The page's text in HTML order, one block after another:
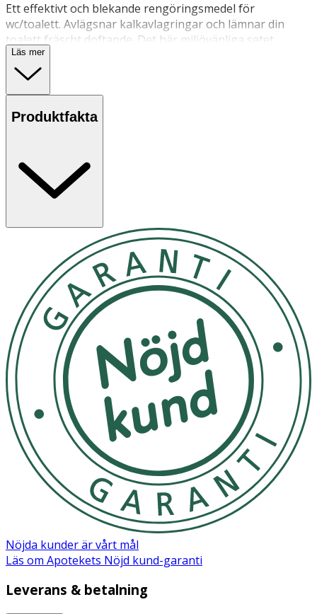
Ett effektivt och blekande rengöringsmedel för
wc/toalett. Avlägsnar kalkavlagringar och lämnar din
toalett fräscht doftande. Det här miljövänliga setet
innehåller: 1 x återanvändbar, stilren sprayflaska 2 x
rengöringstabletter Wc/toalett med en doft av
Spraya ytan på 20?30 cm avstånd. Låt verka någon minut.
du är klar.
Förvaras oåtkomligt för barn
OK för gravida och ammande:
Ingredienser:
Anjoniska tensider 15-30% och syrebaserade blekmedel
15-30 %. Innehåller doftämnen och sodium benzoate.
Märkning
Svanen
Läs mer
Produktfakta
Nöjda kunder är vårt mål
Läs om Apotekets Nöjd kund-garanti
Leverans & betalning